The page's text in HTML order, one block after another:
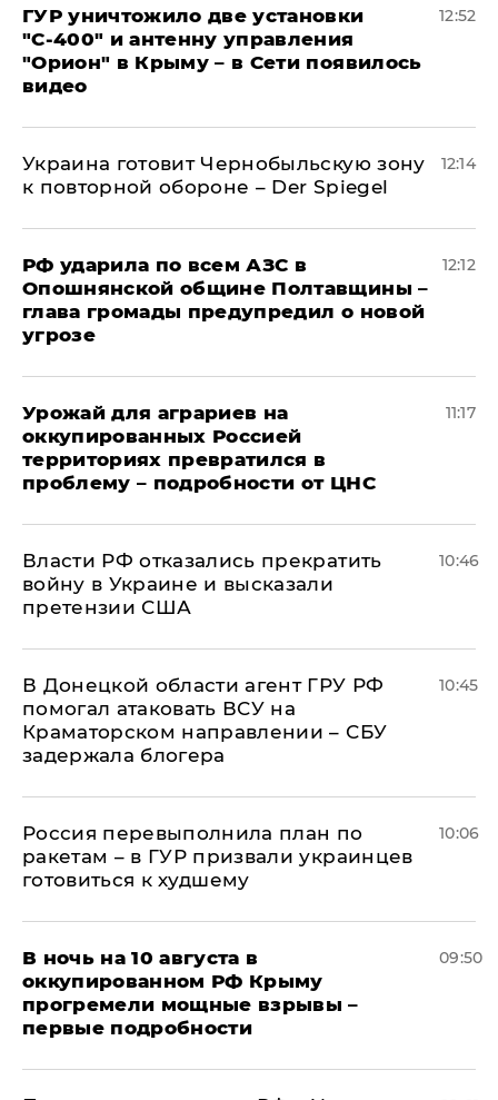
ГУР уничтожило две установки
"С‑400" и антенну управления
"Орион" в Крыму – в Сети появилось
видео
12:52
Украина готовит Чернобыльскую зону
к повторной обороне – Der Spiegel
12:14
РФ ударила по всем АЗС в
Опошнянской общине Полтавщины –
глава громады предупредил о новой
угрозе
12:12
Урожай для аграриев на
оккупированных Россией
территориях превратился в
проблему – подробности от ЦНС
11:17
Власти РФ отказались прекратить
войну в Украине и высказали
претензии США
10:46
В Донецкой области агент ГРУ РФ
помогал атаковать ВСУ на
Краматорском направлении – СБУ
задержала блогера
10:45
Россия перевыполнила план по
ракетам – в ГУР призвали украинцев
готовиться к худшему
10:06
В ночь на 10 августа в
оккупированном РФ Крыму
прогремели мощные взрывы –
первые подробности
09:50